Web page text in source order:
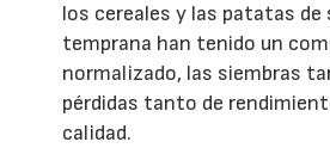
los cereales y las patatas de
temprana han tenido un
normalizado, las siembras
pérdidas tanto de
calidad.